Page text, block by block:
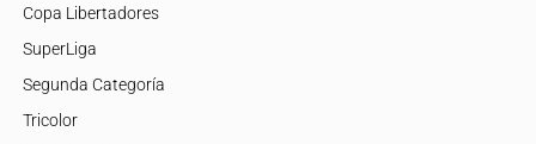
Copa Libertadores
SuperLiga
Segunda Categoría
Tricolor